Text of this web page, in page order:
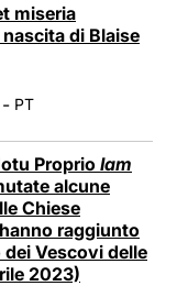
miseria
di Blaise
- PT
Proprio Iam
alcune
Chiese
raggiunto
Vescovi delle
2023)